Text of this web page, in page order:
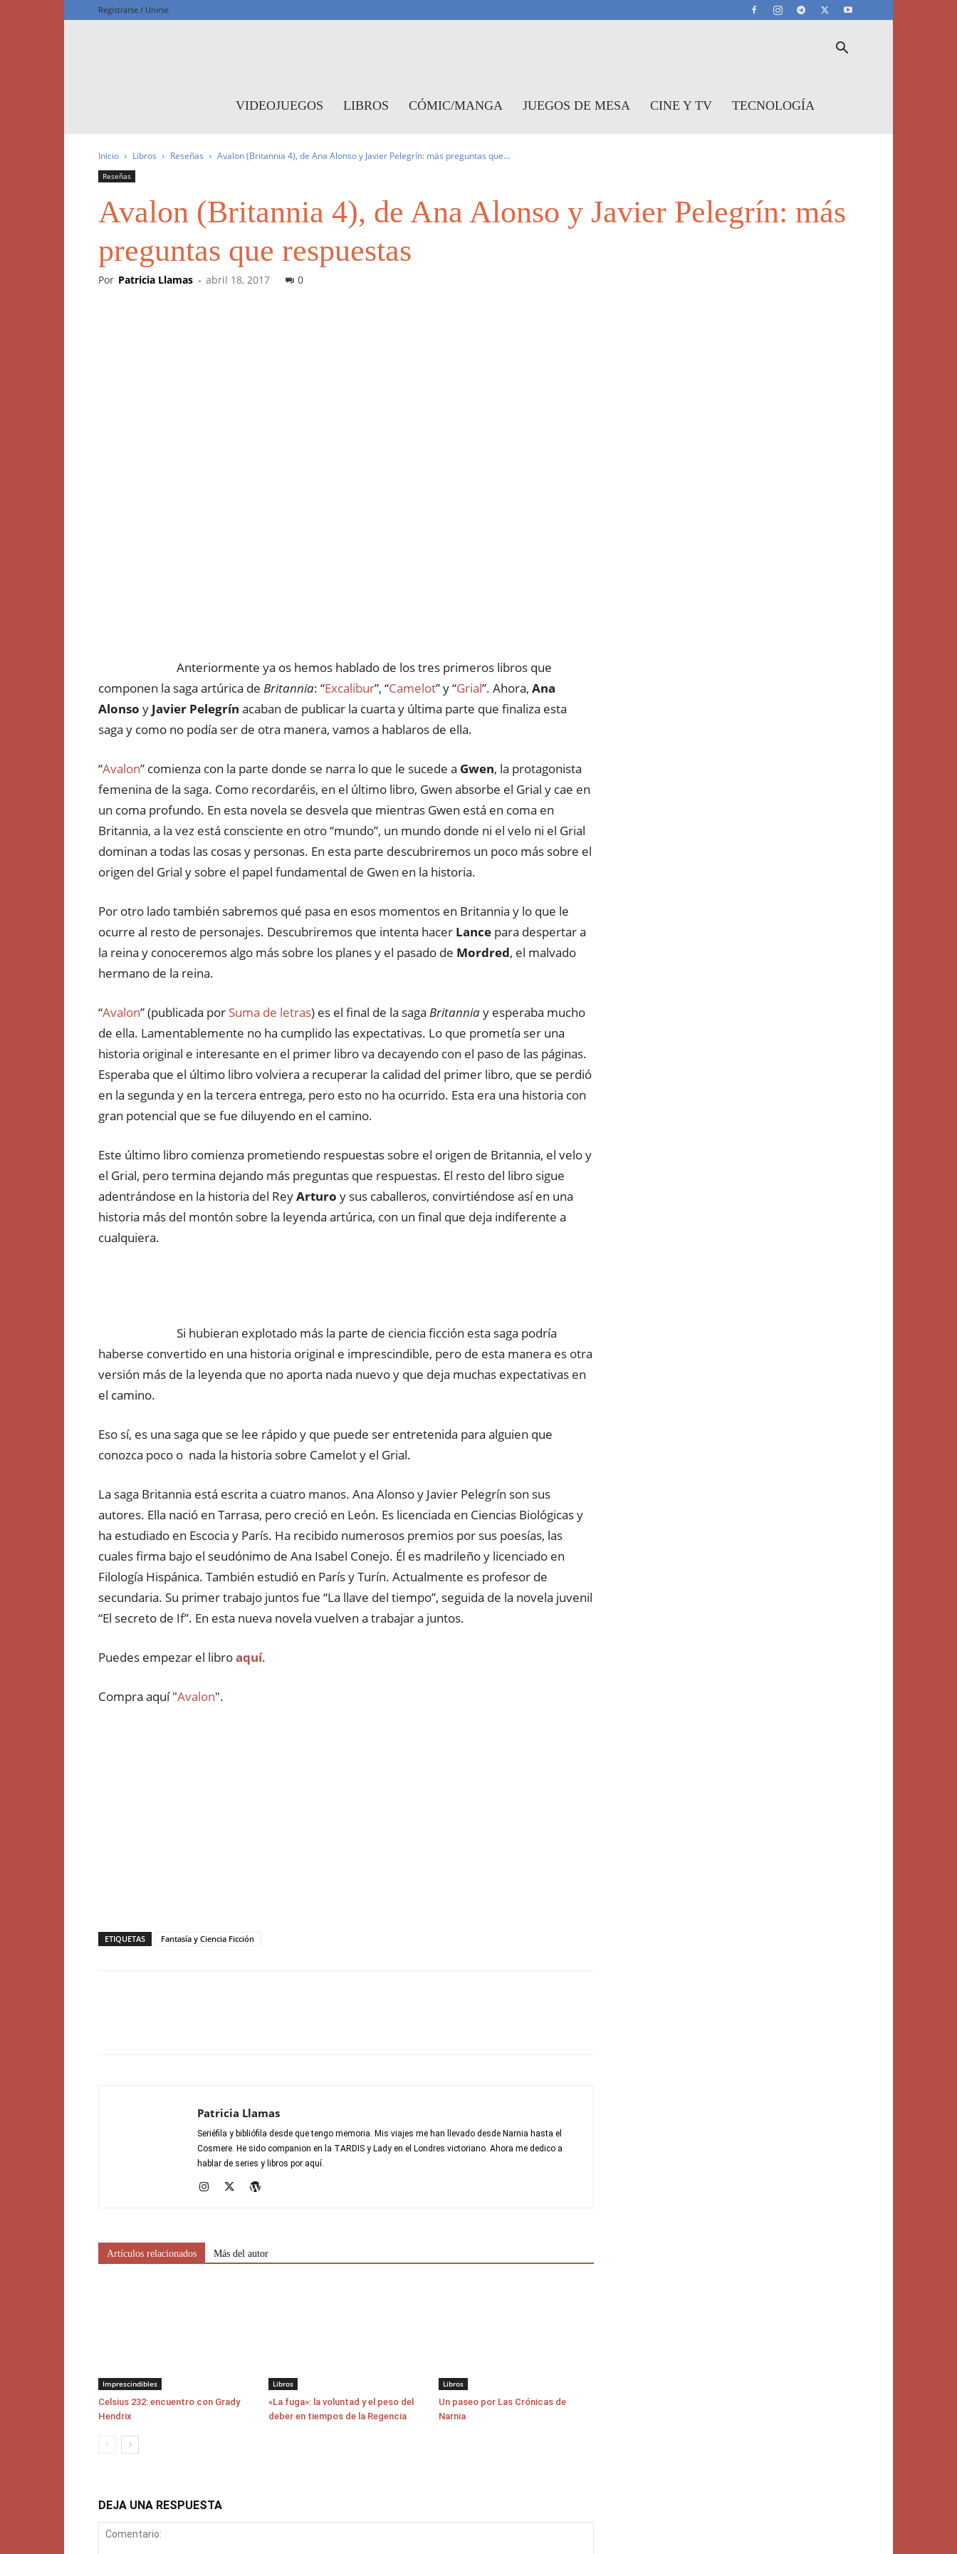
Registrarse / Unirse
VIDEOJUEGOS LIBROS CÓMIC/MANGA JUEGOS DE MESA CINE Y TV TECNOLOGÍA
Inicio Libros Reseñas Avalon (Britannia 4), de Ana Alonso y Javier Pelegrín: más preguntas que...
Reseñas
Avalon (Britannia 4), de Ana Alonso y Javier Pelegrín: más
preguntas que respuestas
Por Patricia Llamas - abril 18, 2017 0
Anteriormente ya os hemos hablado de los tres primeros libros que
componen la saga artúrica de Britannia: “Excalibur”, “Camelot” y “Grial”. Ahora, Ana
Alonso y Javier Pelegrín acaban de publicar la cuarta y última parte que finaliza esta
saga y como no podía ser de otra manera, vamos a hablaros de ella.
“Avalon” comienza con la parte donde se narra lo que le sucede a Gwen, la protagonista
femenina de la saga. Como recordaréis, en el último libro, Gwen absorbe el Grial y cae en
un coma profundo. En esta novela se desvela que mientras Gwen está en coma en
Britannia, a la vez está consciente en otro “mundo”, un mundo donde ni el velo ni el Grial
dominan a todas las cosas y personas. En esta parte descubriremos un poco más sobre el
origen del Grial y sobre el papel fundamental de Gwen en la historia.
Por otro lado también sabremos qué pasa en esos momentos en Britannia y lo que le
ocurre al resto de personajes. Descubriremos que intenta hacer Lance para despertar a
la reina y conoceremos algo más sobre los planes y el pasado de Mordred, el malvado
hermano de la reina.
“Avalon” (publicada por Suma de letras) es el final de la saga Britanniay esperaba mucho
de ella. Lamentablemente no ha cumplido las expectativas. Lo que prometía ser una
historia original e interesante en el primer libro va decayendo con el paso de las páginas.
Esperaba que el último libro volviera a recuperar la calidad del primer libro, que se perdió
en la segunda y en la tercera entrega, pero esto no ha ocurrido. Esta era una historia con
gran potencial que se fue diluyendo en el camino.
Este último libro comienza prometiendo respuestas sobre el origen de Britannia, el velo y
el Grial, pero termina dejando más preguntas que respuestas. El resto del libro sigue
adentrándose en la historia del ReyArturo y sus caballeros, convirtiéndose así en una
historia más del montón sobre la leyenda artúrica, con un final que deja indiferente a
cualquiera.
Si hubieran explotado más la parte de ciencia ficción esta saga podría
haberse convertido en una historia original e imprescindible, pero de esta manera es otra
versión más de la leyenda que no aporta nada nuevo y que deja muchas expectativas en
el camino.
Eso sí, es una saga que se lee rápido y que puede ser entretenida para alguien que
conozca poco o nada la historia sobre Camelot y el Grial.
La saga Britannia está escrita a cuatro manos. Ana Alonso y Javier Pelegrín son sus
autores. Ella nació en Tarrasa, pero creció en León. Es licenciada en Ciencias Biológicas y
ha estudiado en Escocia y París. Ha recibido numerosos premios por sus poesías, las
cuales firma bajo el seudónimo de Ana Isabel Conejo. Él es madrileño y licenciado en
Filología Hispánica. También estudió en París y Turín. Actualmente es profesor de
secundaria. Su primer trabajo juntos fue “La llave del tiempo”, seguida de la novela juvenil
“El secreto de If”. En esta nueva novela vuelven a trabajar a juntos.
Puedes empezar el libroaquí.
Compra aquí "Avalon".
ETIQUETAS Fantasía y Ciencia Ficción
Patricia Llamas
Seriéfila y bibliófila desde que tengo memoria. Mis viajes me han llevado desde Narnia hasta el
Cosmere. He sido companion en la TARDIS y Lady en el Londres victoriano. Ahora me dedico a
hablar de series y libros por aquí.
Artículos relacionados Más del autor
Imprescindibles
Celsius 232: encuentro con Grady
Hendrix
Libros
«La fuga»: la voluntad y el peso del
deber en tiempos de la Regencia
Libros
Un paseo por Las Crónicas de
Narnia
DEJA UNA RESPUESTA